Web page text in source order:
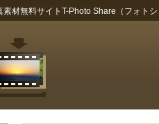
材無料サイトT-Photo Share（フォト